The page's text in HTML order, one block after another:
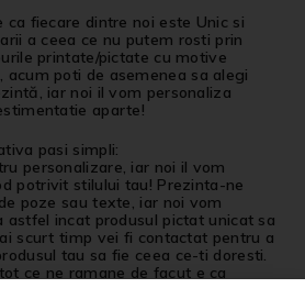
ca fiecare dintre noi este Unic si
a ceea ce nu putem rosti prin
printate/pictate cu motive
poti de asemenea sa alegi
iar noi il vom personaliza
aparte!
pasi simpli:
personalizare, iar noi il vom
potrivit stilului tau! Prezinta-ne
poze sau texte, iar noi vom
incat produsul pictat unicat sa
scurt timp vei fi contactat pentru a
tau sa fie ceea ce-ti doresti.
ce ne ramane de facut e ca